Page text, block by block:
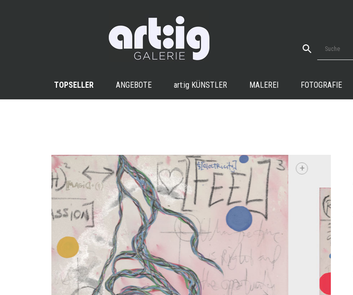
TOPSELLER ANGEBOTE art:ig KÜNSTLER MALEREI FOTOGRAFIE
+